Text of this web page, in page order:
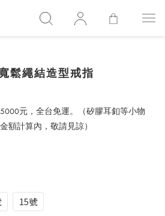
鬆繩結造型戒指
元，全台免運。（矽膠耳釦等小物
額計算內，敬請見諒）
15號